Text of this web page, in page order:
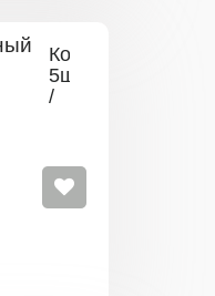
Комплект
5шт
/